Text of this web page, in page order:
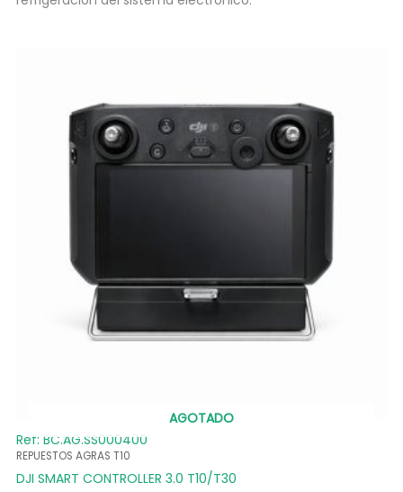
AGOTADO
Ref: BC.AG.SS000400
REPUESTOS AGRAS T10
DJI SMART CONTROLLER 3.0 T10/T30